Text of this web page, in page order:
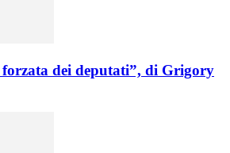
dei deputati”, di Grigory